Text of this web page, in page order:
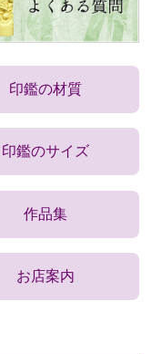
印鑑の材質
印鑑のサイズ
作品集
お店案内